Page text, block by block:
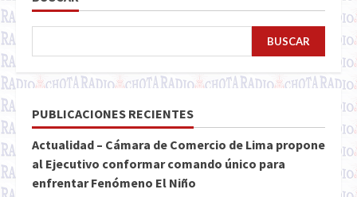
BUSCAR
PUBLICACIONES RECIENTES
Actualidad – Cámara de Comercio de Lima propone
al Ejecutivo conformar comando único para
enfrentar Fenómeno El Niño